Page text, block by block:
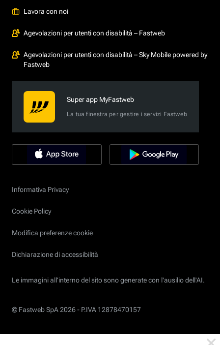
Lavora con noi
Agevolazioni per utenti con disabilità – Fastweb
Agevolazioni per utenti con disabilità – Sky Mobile powered by
Fastweb
Super app MyFastweb
La tua finestra per gestire i servizi Fastweb
Informativa Privacy
Cookie Policy
Modifica preferenze cookie
Dichiarazione di accessibilità
Le immagini all’interno del sito sono generate con l'ausilio dell'AI.
© Fastweb SpA 2026 - P.IVA 12878470157